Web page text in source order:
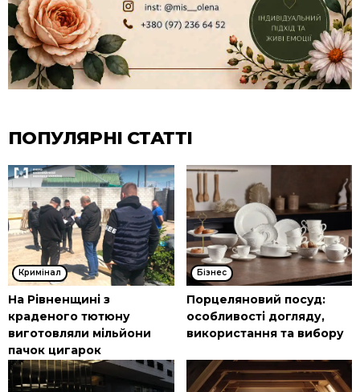
ПОПУЛЯРНІ СТАТТІ
Кримінал
На Рівненщині з
краденого тютюну
виготовляли мільйони
пачок цигарок
Бізнес
Порцеляновий посуд:
особливості догляду,
використання та вибору